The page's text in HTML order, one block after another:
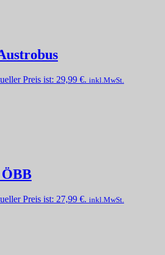
Preis ist: 29,99 €. inkl.MwSt.
Preis ist: 27,99 €. inkl.MwSt.